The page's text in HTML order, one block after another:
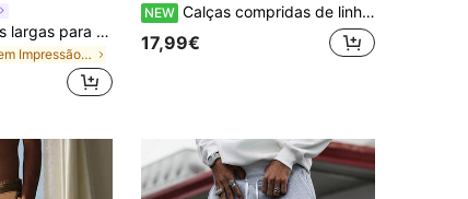
Calças compridas largas para homem GRDR de verão, às riscas, com cintura elástica, cordão, casuais, soltas e fluidas, estilo lazy
em Impressão completa Calças masculinas
NEW Calças compridas de linho para homem, casuais, minimalistas, cor lisa, rosa, com bolso e cordão, confortáveis e largas, adequadas para primavera, verão, outono e inverno
17,99€